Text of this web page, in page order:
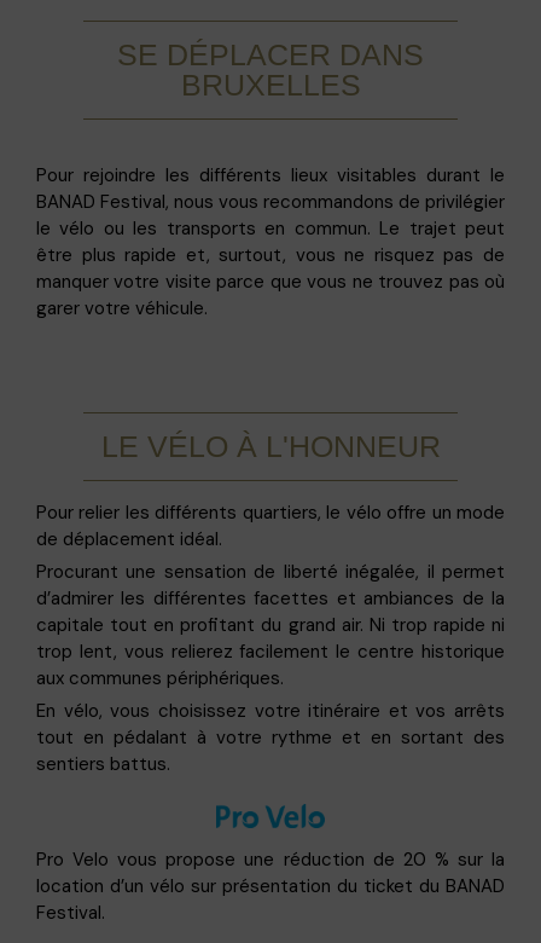
SE DÉPLACER DANS
BRUXELLES
Pour rejoindre les différents lieux visitables durant le
BANAD Festival, nous vous recommandons de privilégier
le vélo ou les transports en commun. Le trajet peut
être plus rapide et, surtout, vous ne risquez pas de
manquer votre visite parce que vous ne trouvez pas où
garer votre véhicule.
LE VÉLO À L'HONNEUR
Pour relier les différents quartiers, le vélo offre un mode
de déplacement idéal.
Procurant une sensation de liberté inégalée, il permet
d’admirer les différentes facettes et ambiances de la
capitale tout en profitant du grand air. Ni trop rapide ni
trop lent, vous relierez facilement le centre historique
aux communes périphériques.
En vélo, vous choisissez votre itinéraire et vos arrêts
tout en pédalant à votre rythme et en sortant des
sentiers battus.
Pro Velo vous propose une réduction de 20 % sur la
location d’un vélo sur présentation du ticket du BANAD
Festival.